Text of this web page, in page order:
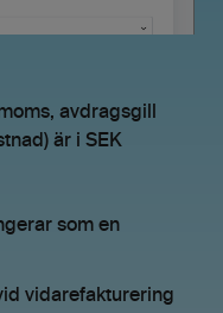
avdragsgill
är i SEK
som en
vidarefakturering